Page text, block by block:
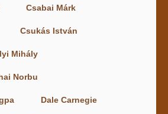
Csabai Márk
Csukás István
Mihály
Norbu
Dale Carnegie